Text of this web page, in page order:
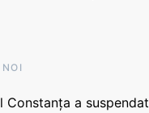
Constanța a suspendat